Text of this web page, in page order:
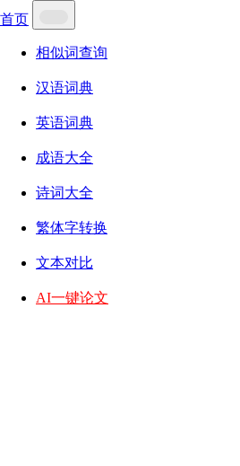
首页
相似词查询
汉语词典
英语词典
成语大全
诗词大全
繁体字转换
文本对比
AI一键论文